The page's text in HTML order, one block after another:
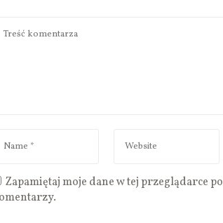
Zapamiętaj moje dane w tej przeglądarce